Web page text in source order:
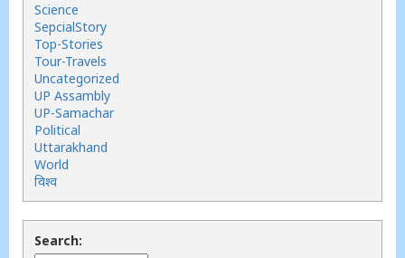
Science
SepcialStory
Top-Stories
Tour-Travels
Uncategorized
UP Assambly
UP-Samachar
Political
Uttarakhand
World
विश्व
Search: